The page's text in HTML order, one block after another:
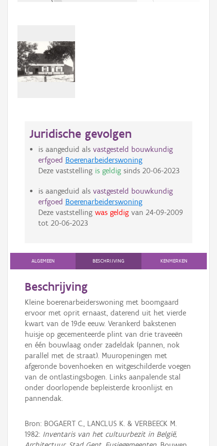
Juridische gevolgen
is aangeduid als vastgesteld bouwkundig
erfgoed Boerenarbeiderswoning
Deze vaststelling is geldigsinds 20-06-2023
is aangeduid als vastgesteld bouwkundig
erfgoed Boerenarbeiderswoning
Deze vaststelling was geldigvan 24-09-2009
tot 20-06-2023
ALGEMEEN BESCHRIJVING KENMERKEN
Beschrijving
Kleine boerenarbeiderswoning met boomgaard
ervoor met oprit ernaast, daterend uit het vierde
kwart van de 19de eeuw. Verankerd bakstenen
huisje op gecementeerde plint van drie traveeën
en één bouwlaag onder zadeldak (pannen, nok
parallel met de straat). Muuropeningen met
afgeronde bovenhoeken en witgeschilderde voegen
van de ontlastingsbogen. Links aanpalende stal
onder doorlopende bepleisterde kroonlijst en
pannendak.
Bron: BOGAERT C., LANCLUS K. & VERBEECK M.
1982: Inventaris van het cultuurbezit in België,